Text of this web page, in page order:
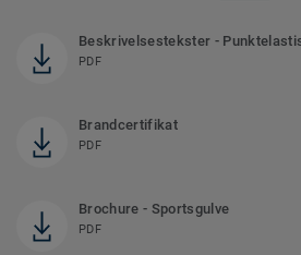
Beskrivelsestekster -
PDF
Brandcertifikat
PDF
Brochure - Sportsgulve
PDF